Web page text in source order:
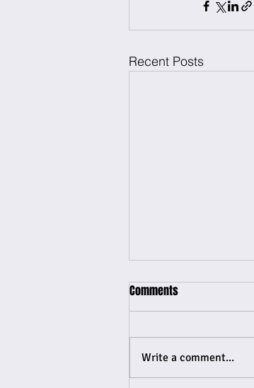
Recent Posts
Comments
Write a comment...